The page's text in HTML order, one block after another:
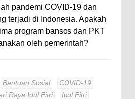
pandemi COVID-19 dan
terjadi di Indonesia. Apakah
program bansos dan PKT
oleh pemerintah?
Bantuan Sosial
COVID-19
Raya Idul Fitri
Idul Fitri